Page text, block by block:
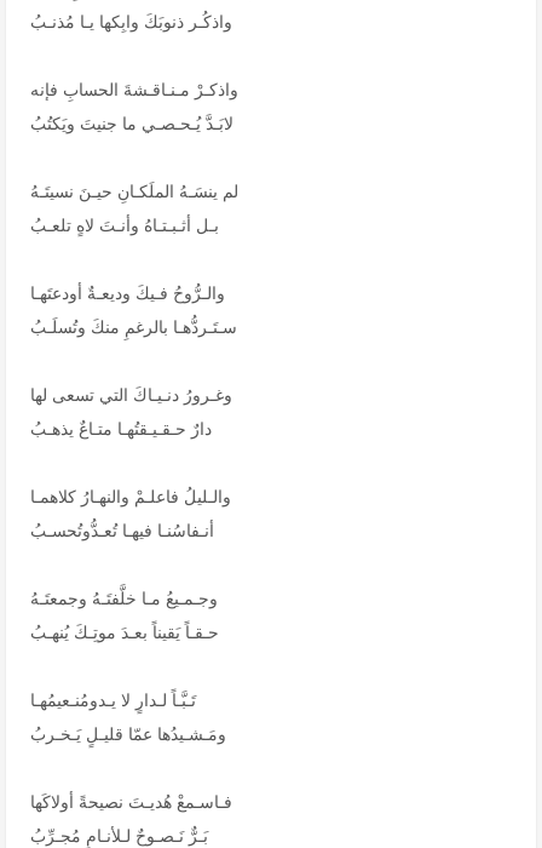
واذكُـر ذنوبَكَ وابِكها يـا مُذنـبُ
واذكـرْ مـنـاقـشةَ الحسابِ فإنه
لابَـدَّ يُـحـصـي ما جنيتَ ويَكتُبُ
لم ينسَـهُ الملَكـانِ حيـنَ نسيتَـهُ
بـل أثـبـتـاهُ وأنـتَ لاهٍ تلعـبُ
والـرُّوحُ فـيكَ وديعـةٌ أودعتَهـا
سـتَـردُّهـا بالرغمِ منكَ وتُسلَـبُ
وغـرورُ دنـيـاكَ التي تسعى لها
دارٌ حـقـيـقتُهـا متـاعٌ يذهـبُ
والـليلُ فاعلـمْ والنهـارُ كلاهمـا
أنـفاسُنـا فيهـا تُعـدُّوتُحسـبُ
وجـمـيعُ مـا خلَّفتَـهُ وجمعتَـهُ
حـقـاً يَقيناً بعـدَ موتِـكَ يُنهـبُ
تَـبَّـاً لـدارٍ لا يـدومُنـعيمُهـا
ومَـشـيدُها عمّا قليـلٍ يَـخـربُ
فـاسـمعْ هُديـتَ نصيحةً أولاكَها
بَـرٌّ نَـصـوحٌ لـلأنـامِ مُجـرِّبُ